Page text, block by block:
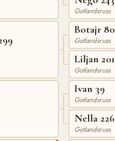
Gotlandsruss
Botajr 80
Gotlandsruss
Liljan 201
Gotlandsruss
Ivan 39
Gotlandsruss
Nella 226
Gotlandsruss